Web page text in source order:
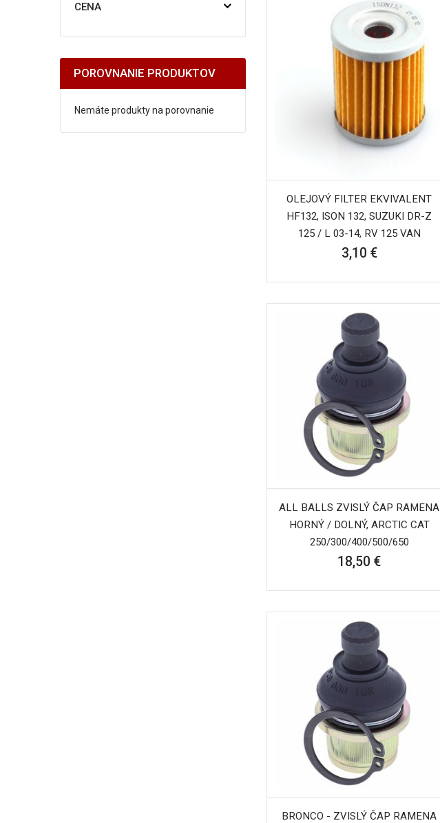
OLEJOVÝ FILTER EKVIVALENT
HF132, ISON 132, SUZUKI DR-Z
125 / L 03-14, RV 125 VAN
3,10 €
ALL BALLS ZVISLÝ ČAP RAMENA
HORNÝ / DOLNÝ, ARCTIC CAT
250/300/400/500/650
18,50 €
BRONCO - ZVISLÝ ČAP RAMENA
CENA
POROVNANIE PRODUKTOV
Nemáte produkty na porovnanie